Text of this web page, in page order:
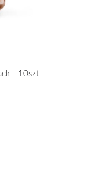
- 10szt